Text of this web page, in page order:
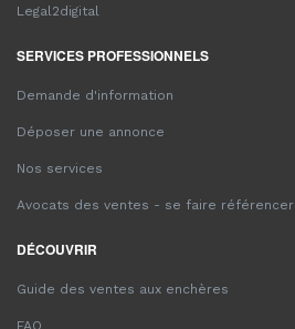
Legal2digital
SERVICES PROFESSIONNELS
Demande d'information
Déposer une annonce
Nos services
Avocats des ventes - se faire référencer
DÉCOUVRIR
Guide des ventes aux enchères
FAQ